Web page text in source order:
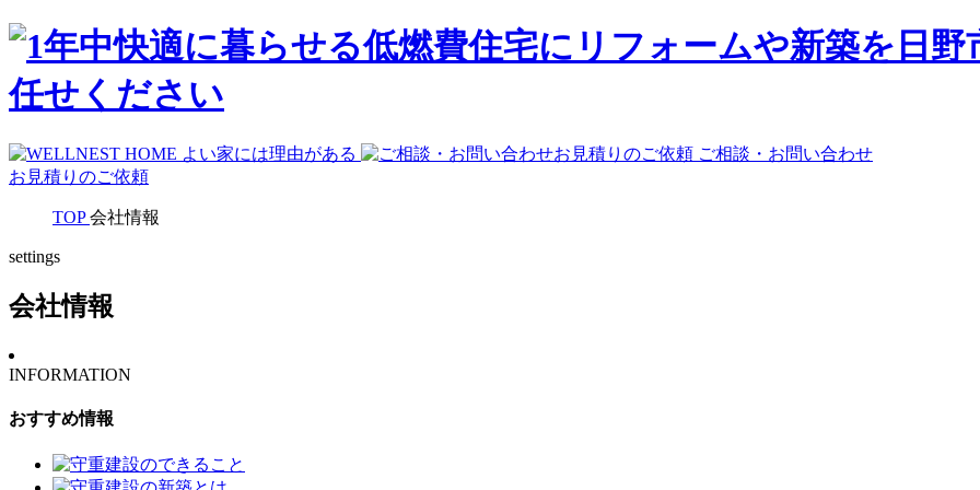
ご相談・お問い合わせ
お見積りのご依頼
TOP 会社情報
settings
会社情報
INFORMATION
おすすめ情報